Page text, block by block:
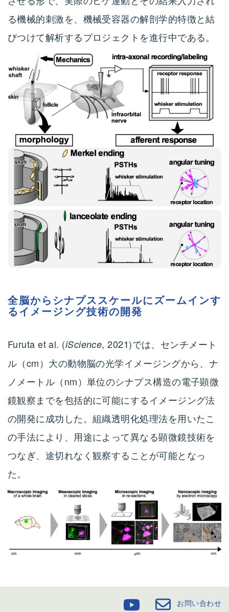
る機械的刺激を、機械受容器の解剖学的特徴と結
びつけて解析するプロジェクトを進行中である。
全脳からシナプススケールにズームインす
るイメージング技術の開発
Furuta et al. (iScience, 2021)では、センチメート
ル（cm）大の動物脳の光学イメージングから、ナ
ノメートル（nm）単位のシナプス構造の電子顕微
鏡観察までを包括的に可能にするイメージング法
の開発に成功した。組織透明化処理法を用いたこ
の手法により、用途によって異なる顕微鏡技術を
つなぎ、途切れなく観察することが可能となっ
た。
お問い合わせ